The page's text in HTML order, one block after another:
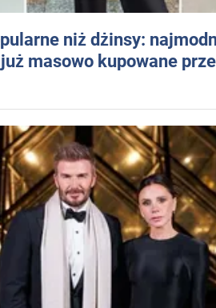
niż dżinsy:
masowo kupowane